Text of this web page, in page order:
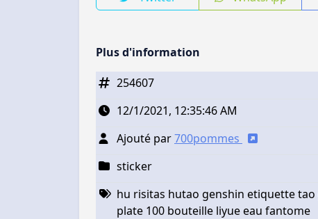
Plus d'information
254607
12/1/2021, 12:35:46 AM
Ajouté par700pommes
sticker
hu risitas hutao genshin etiquette
plate 100 bouteille liyue eau fantome